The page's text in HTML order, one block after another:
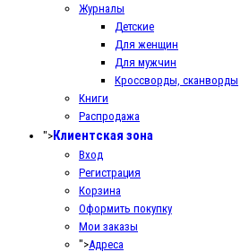
Журналы
Детские
Для женщин
Для мужчин
Кроссворды, сканворды
Книги
Распродажа
">Клиентская зона
Вход
Регистрация
Корзина
Оформить покупку
Мои заказы
">Адреса